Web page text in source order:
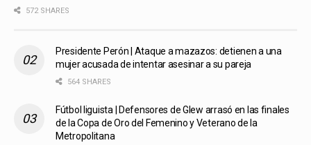
572 SHARES
Presidente Perón | Ataque a mazazos: detienen a una
mujer acusada de intentar asesinar a su pareja
564 SHARES
Fútbol liguista | Defensores de Glew arrasó en las finales
de la Copa de Oro del Femenino y Veterano de la
Metropolitana